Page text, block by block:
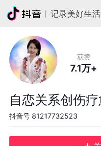
记录美好生活
获赞
7.1万+
自恋关系创伤
抖音号 81217732523